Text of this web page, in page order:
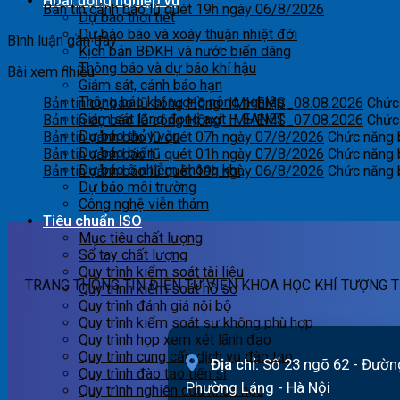
Dự báo thời tiết
Dự báo bão và xoáy thuận nhiệt đới
Kịch bản BĐKH và nước biển dâng
Thông báo và dự báo khí hậu
Giám sát, cảnh báo hạn
Thông báo khí tượng nông nghiệp
Giám sát lắng đọng axít – EANET
Dự báo thủy văn
Dự báo biển
Dự báo ô nhiễm không khí
Dự báo môi trường
Công nghệ viễn thám
Tiêu chuẩn ISO
Mục tiêu chất lượng
Sổ tay chất lượng
Quy trình kiểm soát tài liệu
Quy trình kiểm soát hồ sơ
Quy trình đánh giá nội bộ
Quy trình kiểm soát sự không phù hợp
Quy trình họp xem xét lãnh đạo
Quy trình cung cấp dịch vụ đào tạo
Quy trình đào tạo tiến sĩ
Quy trình nghiên cứu khoa học
Bản tin cảnh báo lũ quét 19h ngày 06/8/2026
Bình luận gần đây
Bài xem nhiều
Bản tin dự báo lũ sông Hồng_IMHEMS_08.08.2026
Bản tin dự báo lũ sông Hồng_IMHEMS_07.08.2026
Bản tin cảnh báo lũ quét 07h ngày 07/8/2026 Chức năng
Bản tin cảnh báo lũ quét 01h ngày 07/8/2026 Chức năng
Bản tin cảnh báo lũ quét 19h ngày 06/8/2026 Chức năng
TRANG THÔNG TIN ĐIỆN TỬ VIỆN KHOA HỌC KHÍ TƯỢNG
Địa chỉ:Số 23 ngõ 62 -
Phường Láng - Hà Nội